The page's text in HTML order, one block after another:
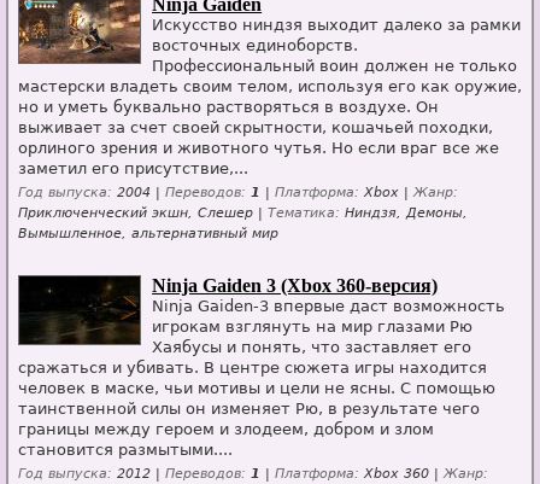
Ninja Gaiden
Искусство ниндзя выходит далеко за рамки
восточных единоборств.
Профессиональный воин должен не только
мастерски владеть своим телом, используя его как оружие,
но и уметь буквально растворяться в воздухе. Он
выживает за счет своей скрытности, кошачьей походки,
орлиного зрения и животного чутья. Но если враг все же
заметил его присутствие,...
Год выпуска: 2004 | Переводов: 1 | Платформа: Xbox |Жанр:
Приключенческий экшн, Слешер | Тематика: Ниндзя, Демоны,
Вымышленное, альтернативный мир
Ninja Gaiden 3 (Xbox 360-версия)
Ninja Gaiden-3 впервые даст возможность
игрокам взглянуть на мир глазами Рю
Хаябусы и понять, что заставляет его
сражаться и убивать. В центре сюжета игры находится
человек в маске, чьи мотивы и цели не ясны. С помощью
таинственной силы он изменяет Рю, в результате чего
границы между героем и злодеем, добром и злом
становится размытыми....
Год выпуска: 2012 | Переводов: 1 | Платформа: Xbox 360 |Жанр: